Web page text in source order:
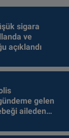
sigara
ve
açıklandı
gelen
aileden